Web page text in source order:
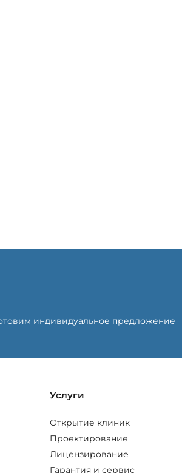
индивидуальное предложение
Услуги
Открытие клиник
Проектирование
Лицензирование
Гарантия и сервис